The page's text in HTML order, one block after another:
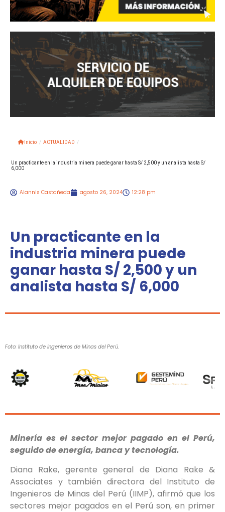
Inicio / ACTUALIDAD /
Un practicante en la industria minera puede ganar hasta S/ 2,500 y un analista hasta S/
6,000
Alannis Castañeda agosto 26, 2024 12:28 pm
Un practicante en la
industria minera puede
ganar hasta S/ 2,500 y un
analista hasta S/ 6,000
Foto: Instituto de Ingenieros de Minas del Perú.
Minería es el sector mejor pagado en el Perú,
seguido de energía, banca y tecnología.
Diana Rake, gerente general de Diana Rake &
Associates y también directora del Instituto de
Ingenieros de Minas del Perú (IIMP), afirmó que los
sectores mejor pagados en el Perú son, en primer